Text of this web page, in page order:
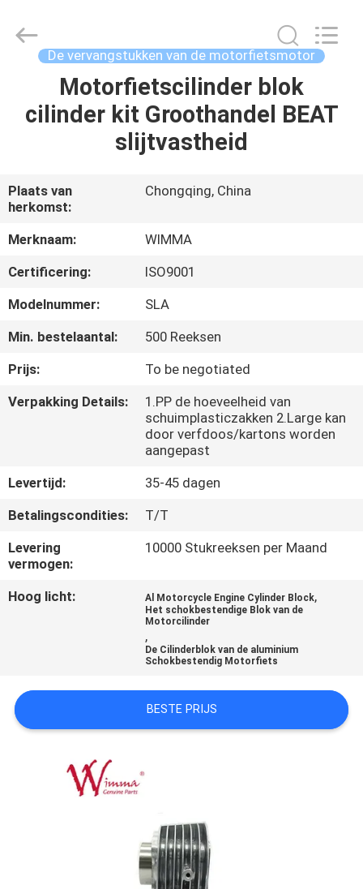
THUIS
PRODUCTEN
VIDEO'S
OVER
ONS
KWALITEITSCONTROLE
VRAAG
EEN
OFFERTE
PRIVACYBELEID
Spare
Parts
De vervangstukken van de motorfietsmotor
Motorfietscilinder blok
cilinder kit Groothandel BEAT
slijtvastheid
Plaats van
herkomst:
Chongqing, China
Merknaam:
WIMMA
Certificering:
ISO9001
Modelnummer:
SLA
Min. bestelaantal:
500 Reeksen
Prijs:
To be negotiated
Verpakking Details:
1.PP de hoeveelheid van
schuimplasticzakken 2.Large kan
door verfdoos/kartons worden
aangepast
Levertijd:
35-45 dagen
Betalingscondities:
T/T
Levering
vermogen:
10000 Stukreeksen per Maand
Hoog licht: Al Motorcycle Engine Cylinder Block,
Het schokbestendige Blok van de
Motorcilinder
,
De Cilinderblok van de aluminium
Schokbestendig Motorfiets
BESTE PRIJS